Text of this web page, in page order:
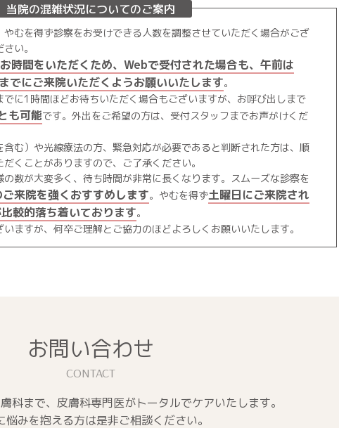
当院の混雑状況についてのご案内
むを得ず診察をお受けできる人数を調整させていただく場合がござ
い。
時間をいただくため、Webで受付された場合も、午前は
にご来院いただくようお願いいたします。
に1時間ほどお待ちいただく場合もございますが、お呼び出しまで
も可能です。外出をご希望の方は、受付スタッフまでお声がけくだ
む）や光線療法の方、緊急対応が必要であると判断された方は、順
くことがありますので、ご了承ください。
数が大変多く、待ち時間が非常に長くなります。スムーズな診察を
来院を強くおすすめします。やむを得ず土曜日にご来院され
較的落ち着いております。
ますが、何卒ご理解とご協力のほどよろしくお願いいたします。
お問い合わせ
科まで、 皮膚科専門医がトータルでケアいたします。
悩みを抱える方は是非ご相談ください。